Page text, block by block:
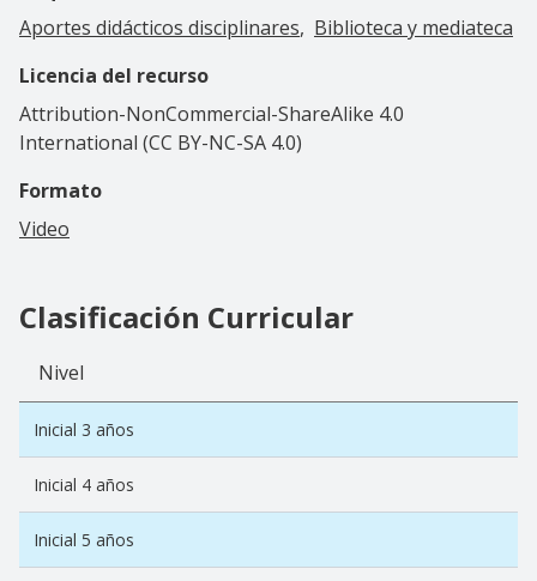
Aportes didácticos disciplinares
Biblioteca y mediateca
Licencia del recurso
Attribution-NonCommercial-ShareAlike 4.0
International (CC BY-NC-SA 4.0)
Formato
Video
Clasificación Curricular
Nivel
Inicial 3 años
Inicial 4 años
Inicial 5 años